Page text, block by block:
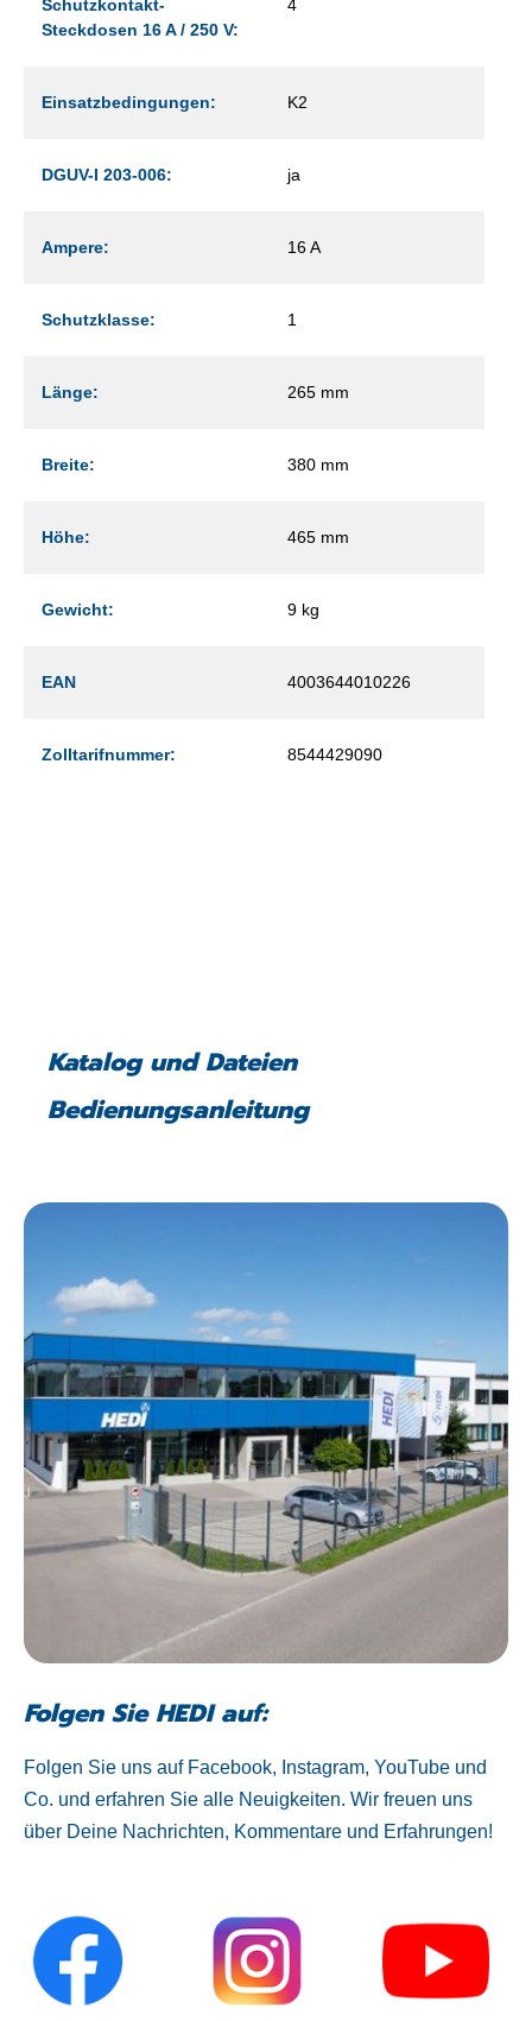
Schutzkontakt-
Steckdosen 16 A / 250 V:
4
Einsatzbedingungen: K2
DGUV-I 203-006: ja
Ampere: 16 A
Schutzklasse: 1
Länge: 265 mm
Breite: 380 mm
Höhe: 465 mm
Gewicht: 9 kg
EAN 4003644010226
Zolltarifnummer: 8544429090
Katalog und Dateien
Bedienungsanleitung
Folgen Sie HEDI auf:
Folgen Sie uns auf Facebook, Instagram, YouTube und
Co. und erfahren Sie alle Neuigkeiten. Wir freuen uns
über Deine Nachrichten, Kommentare und Erfahrungen!